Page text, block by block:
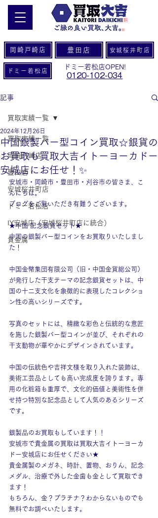
岡崎戸崎店 豊田店 安城桜井町店
ドミー若松店
ドミー若松店OPEN!
0120-102-034
記事
買取実績一覧
岡崎戸崎店
豊田店
安城桜井町店
ドミー若松店
IY安城店（安城桜井町店に統合）
貴金属
買取実績一覧
中国銀製バー型コイン買取☆銀貨の
お買取も買取大吉イトーヨーカドー
安城店にお任せ！✨
2024年12月26日
安城市・岡崎市・豊田市・刈谷市の皆さま、こ
んにちは。
ブログをご覧いただき有難うございます。
★中国 記念銀貨セット★
中国の銀製バー型コインをお買取りいたしまし
た！
中国金幣集団有限公司（旧・中国金貨総公司）
が発行した干支テーマの記念銀貨セットは、中
国の十二支文化を象徴的に表現したコレクショ
ン性の高いシリーズです。
写真のセットには、精緻な彩色と伝統的な意匠
を施した銀製バー型コインが並び、それぞれの
干支動物が華やかにデザインされています。
中国の伝統色や吉祥文様を取り入れた装飾は、
美術工芸品としても高い完成度を誇ります。専
用の化粧箱も重厚で、文化的価値と美術性を併
せ持つ特別な記念品として人気のあるシリーズ
です。
銀製品のお買取もしています！！
安城市で貴金属の買取は買取大吉イトーヨーカ
ドー安城店にお任せください★
貴金属製のメガネ、時計、置物、おりん、記念
メダル、治療で外した金歯も金として買取でき
ます！
もちろん、金？プラチナ？わからないものでも
無料でお調べいたします。